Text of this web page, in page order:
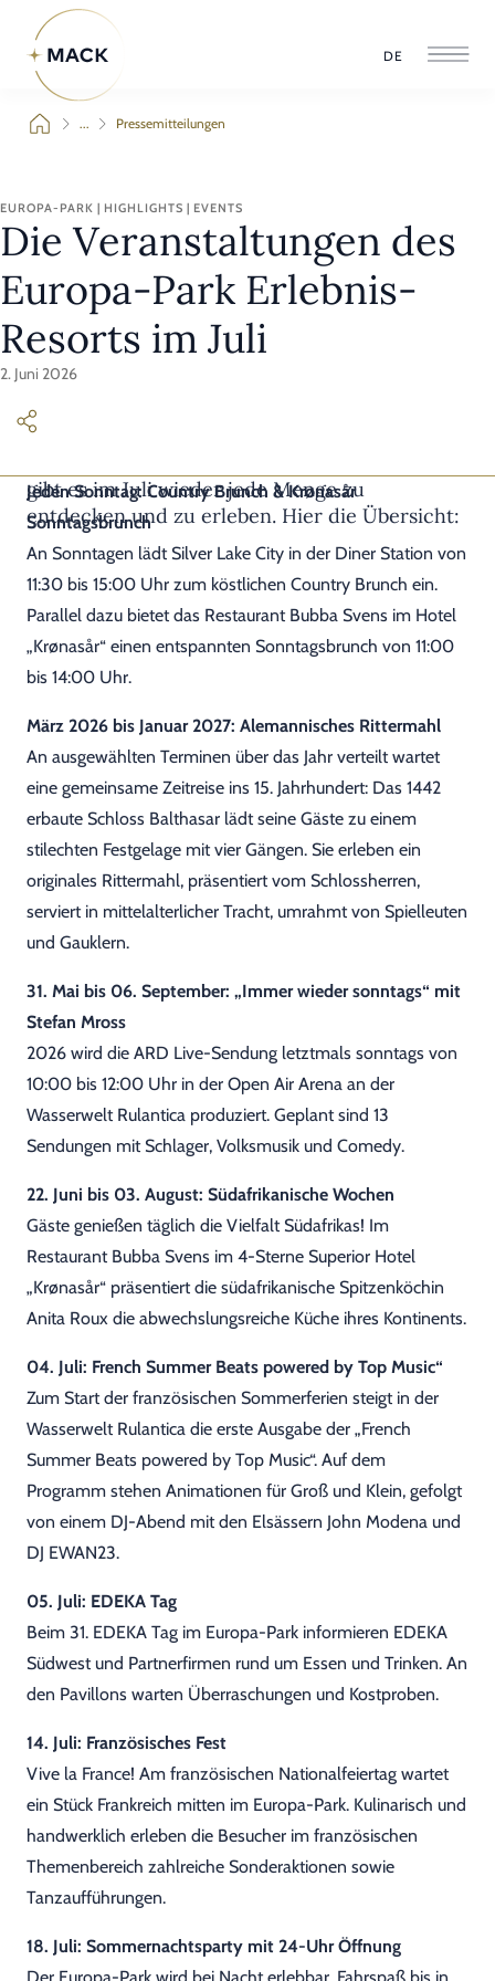
DE
... Pressemitteilungen
EUROPA-PARK | HIGHLIGHTS | EVENTS
Die Veranstaltungen des
Europa-Park Erlebnis-
Resorts im Juli
2. Juni 2026
gibt es im Juli wieder jede Menge zu
entdecken und zu erleben. Hier die Übersicht:
Jeden Sonntag: Country Brunch & Krønasår
Sonntagsbrunch
An Sonntagen lädt Silver Lake City in der Diner Station von
11:30 bis 15:00 Uhr zum köstlichen Country Brunch ein.
Parallel dazu bietet das Restaurant Bubba Svens im Hotel
„Krønasår“ einen entspannten Sonntagsbrunch von 11:00
bis 14:00 Uhr.
März 2026 bis Januar 2027: Alemannisches Rittermahl
An ausgewählten Terminen über das Jahr verteilt wartet
eine gemeinsame Zeitreise ins 15. Jahrhundert: Das 1442
erbaute Schloss Balthasar lädt seine Gäste zu einem
stilechten Festgelage mit vier Gängen. Sie erleben ein
originales Rittermahl, präsentiert vom Schlossherren,
serviert in mittelalterlicher Tracht, umrahmt von Spielleuten
und Gauklern.
31. Mai bis 06. September: „Immer wieder sonntags“ mit
Stefan Mross
2026 wird die ARD Live-Sendung letztmals sonntags von
10:00 bis 12:00 Uhr in der Open Air Arena an der
Wasserwelt Rulantica produziert. Geplant sind 13
Sendungen mit Schlager, Volksmusik und Comedy.
22. Juni bis 03. August: Südafrikanische Wochen
Gäste genießen täglich die Vielfalt Südafrikas! Im
Restaurant Bubba Svens im 4-Sterne Superior Hotel
„Krønasår“ präsentiert die südafrikanische Spitzenköchin
Anita Roux die abwechslungsreiche Küche ihres Kontinents.
04. Juli: French Summer Beats powered by Top Music“
Zum Start der französischen Sommerferien steigt in der
Wasserwelt Rulantica die erste Ausgabe der „French
Summer Beats powered by Top Music“. Auf dem
Programm stehen Animationen für Groß und Klein, gefolgt
von einem DJ-Abend mit den Elsässern John Modena und
DJ EWAN23.
05. Juli: EDEKA Tag
Beim 31. EDEKA Tag im Europa-Park informieren EDEKA
Südwest und Partnerfirmen rund um Essen und Trinken. An
den Pavillons warten Überraschungen und Kostproben.
14. Juli: Französisches Fest
Vive la France! Am französischen Nationalfeiertag wartet
ein Stück Frankreich mitten im Europa-Park. Kulinarisch und
handwerklich erleben die Besucher im französischen
Themenbereich zahlreiche Sonderaktionen sowie
Tanzaufführungen.
18. Juli: Sommernachtsparty mit 24-Uhr Öffnung